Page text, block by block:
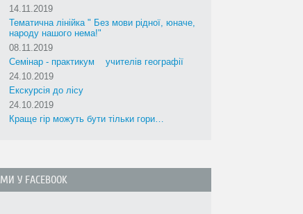
14.11.2019
Тематична лінійка " Без мови рідної, юначе,
народу нашого нема!"
08.11.2019
Cемінар - практикум учителів географії
24.10.2019
Екскурсія до лісу
24.10.2019
Краще гір можуть бути тільки гори…
МИ У FACEBOOK